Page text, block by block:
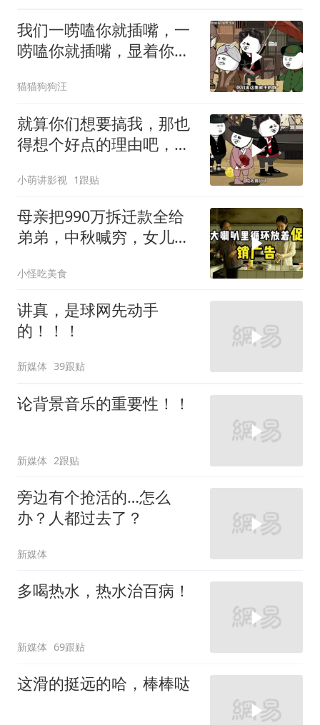
我们一唠嗑你就插嘴，一
唠嗑你就插嘴，显着你
猫猫狗狗汪
就算你们想要搞我，那也
得想个好点的理由吧，这
小萌讲影视 1跟贴
母亲把990万拆迁款全给
弟弟，中秋喊穷，女儿笑
小怪吃美食
讲真，是球网先动手
的！！！
新媒体 39跟贴
论背景音乐的重要性！！
新媒体 2跟贴
旁边有个抢活的…怎么
办？人都过去了？
新媒体
多喝热水，热水治百病！
新媒体 69跟贴
这滑的挺远的哈，棒棒哒